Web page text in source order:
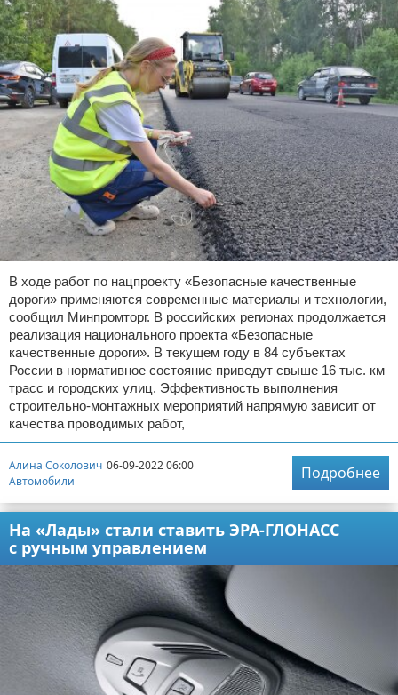
В ходе работ по нацпроекту «Безопасные качественные
дороги» применяются современные материалы и технологии,
сообщил Минпромторг. В российских регионах продолжается
реализация национального проекта «Безопасные
качественные дороги». В текущем году в 84 субъектах
России в нормативное состояние приведут свыше 16 тыс. км
трасс и городских улиц. Эффективность выполнения
строительно-монтажных мероприятий напрямую зависит от
качества проводимых работ,
Алина Соколович 06-09-2022 06:00
Автомобили
Подробнее
На «Лады» стали ставить ЭРА-ГЛОНАСС
с ручным управлением